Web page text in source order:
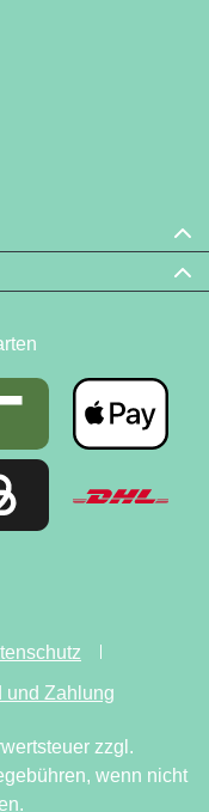
neuem Tab (externer
in neuem Tab
– öffnet in neuem
neuem Tab (externer
und Zahlung
zzgl.
wenn nicht